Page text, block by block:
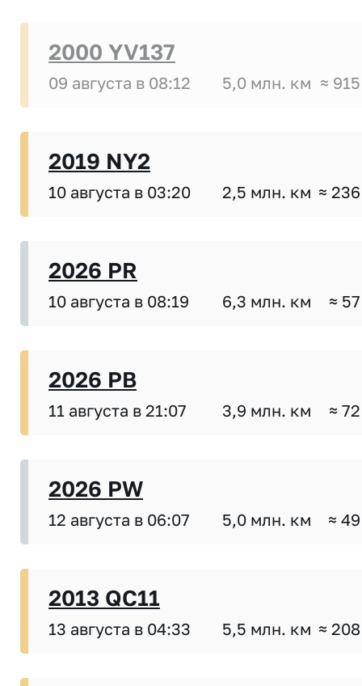
2000 YV137
09 августа в 08:12 5,0 млн. км ≈
2019 NY2
10 августа в 03:20 2,5 млн. км ≈
2026 PR
10 августа в 08:19 6,3 млн. км ≈
2026 PB
11 августа в 21:07 3,9 млн. км ≈
2026 PW
12 августа в 06:07 5,0 млн. км ≈
2013 QC11
13 августа в 04:33 5,5 млн. км ≈